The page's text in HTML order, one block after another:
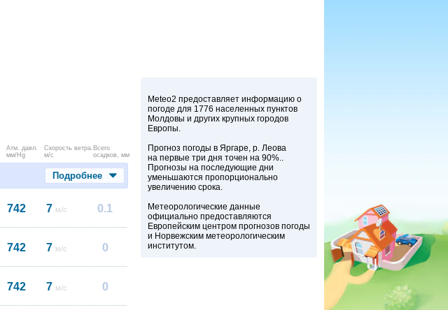
Атм. давл.
мм/Hg
Скорость ветра.
м/с
Всего
осадков, мм
Подробнее
742 7 м/с 0.1
742 7 м/с 0
742 7 м/с 0
Meteo2 предоставляет информацию о
погоде для 1776 населенных пунктов
Молдовы и других крупных городов
Европы.
Прогноз погоды в Яргаре, р. Леова
на первые три дня точен на 90%..
Прогнозы на последующие дни
уменьшаются пропорционально
увеличению срока.
Метеорологические данные
официально предоставляются
Европейским центром прогнозов погоды
и Норвежским метеорологическим
институтом.